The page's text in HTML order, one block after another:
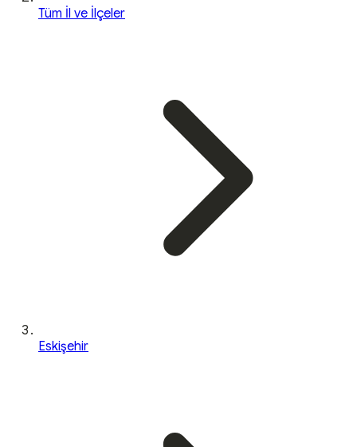
Tüm İl ve İlçeler
Eskişehir